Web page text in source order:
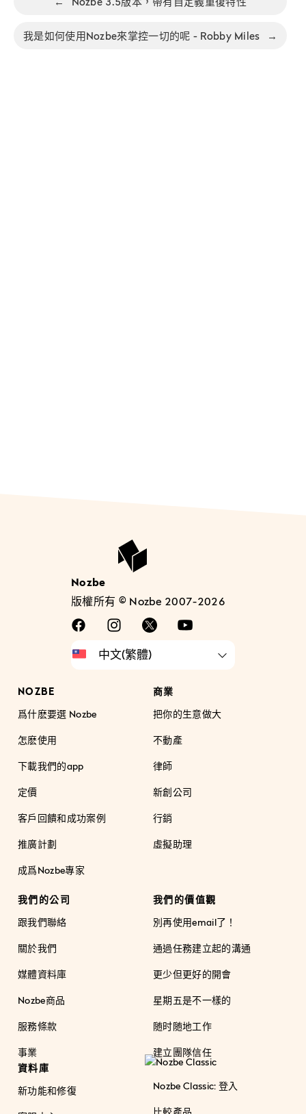
我是如何使用Nozbe來掌控一切的呢 - Robby Miles →
Nozbe
版權所有 © Nozbe 2007-2026
NOZBE
爲什麽要選 Nozbe
怎麽使用
下載我們的app
定價
客戶回饋和成功案例
推廣計劃
成爲Nozbe專家
商業
把你的生意做大
不動產
律師
新創公司
行銷
虛擬助理
我們的公司
跟我們聯絡
關於我們
媒體資料庫
Nozbe商品
服務條款
事業
我們的價值觀
別再使用email了！
通過任務建立起的溝通
更少但更好的開會
星期五是不一樣的
随时随地工作
建立團隊信任
資料庫
新功能和修復
Nozbe Classic: 登入
比較產品